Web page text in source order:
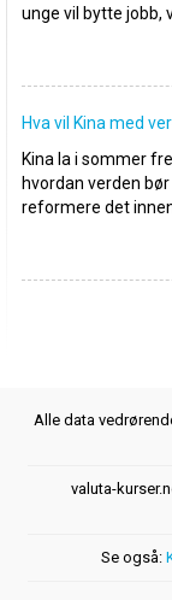
unge vil bytte jobb,
Hva vil Kina med
Kina la i sommer
hvordan verden
reformere det
Alle data
valuta-
Se også: